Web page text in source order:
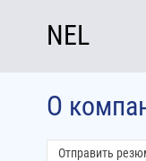
NEL
О
Отправить